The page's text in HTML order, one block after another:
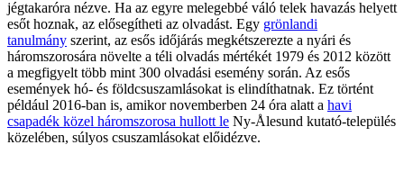
jégtakaróra nézve. Ha az egyre melegebbé váló telek havazás helyett
esőt hoznak, az elősegítheti az olvadást. Egy grönlandi
tanulmány szerint, az esős időjárás megkétszerezte a nyári és
háromszorosára növelte a téli olvadás mértékét 1979 és 2012 között
a megfigyelt több mint 300 olvadási esemény során. Az esős
események hó- és földcsuszamlásokat is elindíthatnak. Ez történt
például 2016-ban is, amikor novemberben 24 óra alatt a havi
csapadék közel háromszorosa hullott le Ny-Ålesund kutató-település
közelében, súlyos csuszamlásokat előidézve.